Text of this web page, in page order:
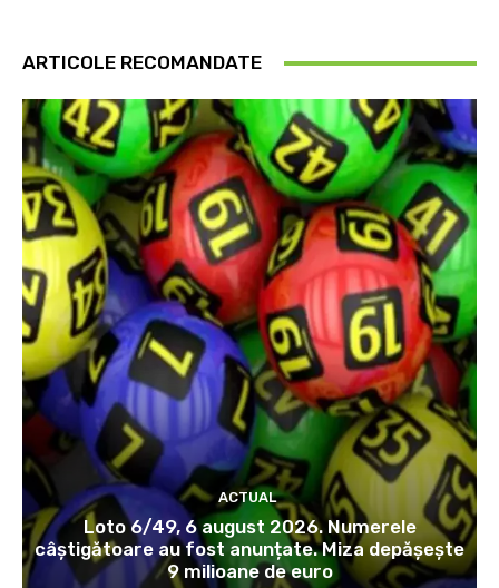
ARTICOLE RECOMANDATE
ACTUAL
Loto 6/49, 6 august 2026. Numerele
câștigătoare au fost anunțate. Miza depășește
9 milioane de euro